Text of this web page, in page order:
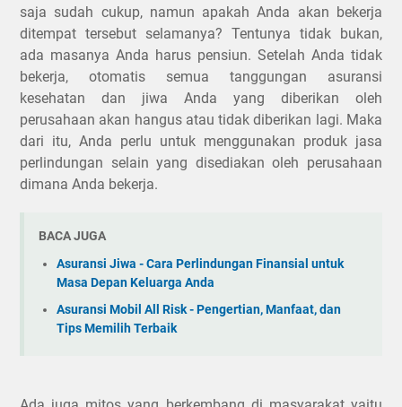
saja sudah cukup, namun apakah Anda akan bekerja
ditempat tersebut selamanya? Tentunya tidak bukan,
ada masanya Anda harus pensiun. Setelah Anda tidak
bekerja, otomatis semua tanggungan asuransi
kesehatan dan jiwa Anda yang diberikan oleh
perusahaan akan hangus atau tidak diberikan lagi. Maka
dari itu, Anda perlu untuk menggunakan produk jasa
perlindungan selain yang disediakan oleh perusahaan
dimana Anda bekerja.
BACA JUGA
Asuransi Jiwa - Cara Perlindungan Finansial untuk
Masa Depan Keluarga Anda
Asuransi Mobil All Risk - Pengertian, Manfaat, dan
Tips Memilih Terbaik